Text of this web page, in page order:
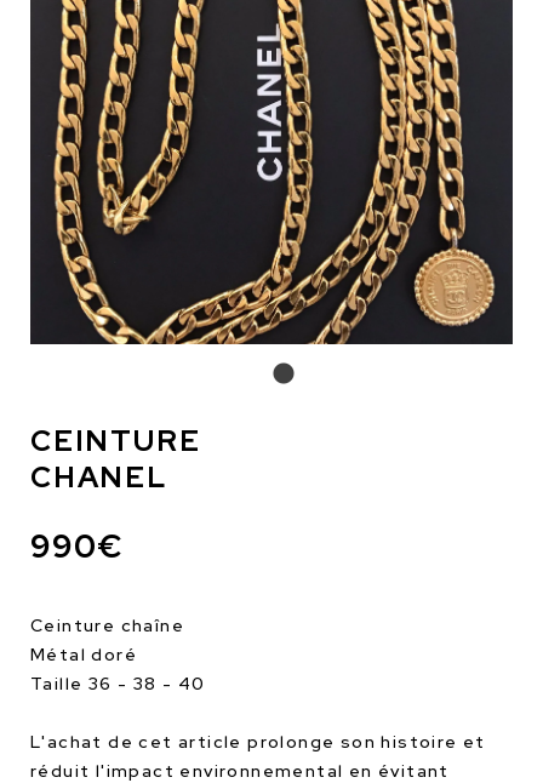
CEINTURE
CHANEL
990€
Ceinture chaîne
Métal doré
Taille 36 - 38 - 40
L'achat de cet article prolonge son histoire et
réduit l'impact environnemental en évitant